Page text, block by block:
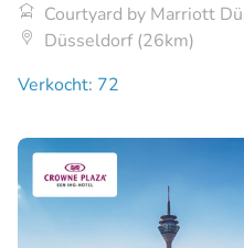
Courtyard by Marriott
Düsseldorf (26km)
Verkocht: 72